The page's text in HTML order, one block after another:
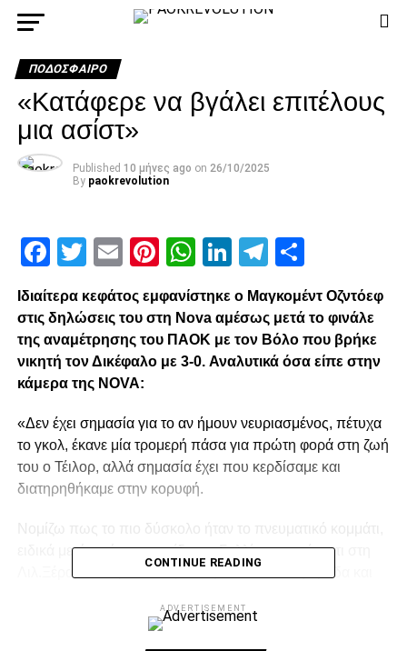
ΠΟΔΌΣΦΑΙΡΟ
«Κατάφερε να βγάλει επιτέλους
μια ασίστ»
Published 10 μήνες ago on 26/10/2025
By paokrevolution
Facebook
Twitter
EmailPinterest
WhatsApp
LinkedIn
Telegram
Ιδιαίτερα κεφάτος εμφανίστηκε ο Μαγκομέντ Οζντόεφ
στις δηλώσεις του στη Nova αμέσως μετά το φινάλε
της αναμέτρησης του ΠΑΟΚ με τον Βόλο που βρήκε
νικητή τον Δικέφαλο με 3-0. Αναλυτικά όσα είπε στην
κάμερα της NOVA:
«Δεν έχει σημασία για το αν ήμουν νευριασμένος, πέτυχα
το γκολ, έκανε μία τρομερή πάσα για πρώτη φορά στη ζωή
του ο Τέιλορ, αλλά σημασία έχει που κερδίσαμε και
διατηρηθήκαμε στην κορυφή.
Νομίζω πως το πιο δύσκολο ήταν το πνευματικό κομμάτι,
ειδικά μετά από το παιχνίδι στη Γαλλία και απέναντι στη
Λιλ.Ξέραμε πως ο Βόλος είναι μία πολύ καλή ομάδα και
πρέπει να είμαστε έτοιμοι πνευματικά γι’ αυτό το παιχνίδι
CONTINUE READING
ADVERTISEMENT